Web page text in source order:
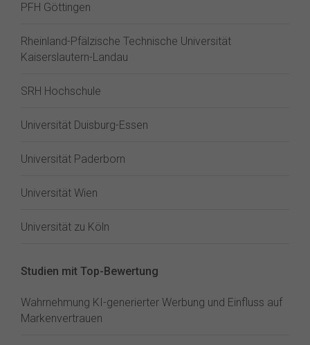
PFH Göttingen
Rheinland-Pfälzische Technische Universität
Kaiserslautern-Landau
SRH Hochschule
Universität Duisburg-Essen
Universität Paderborn
Universität Wien
Universität zu Köln
Studien mit Top-Bewertung
Wahrnehmung KI-generierter Werbung und Einfluss auf
Markenvertrauen